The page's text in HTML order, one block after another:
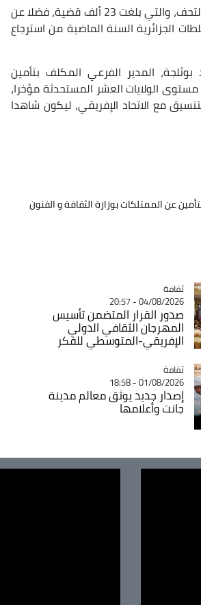
وأضاف أن سنة 2023 سجلت أعلى نسبة من القضايا المتعلقة بسرقة التحف، والتي بلغت 23 ألف قضية، فضلا عن
الجزائرية السنة الماضية من استرجاع
المدير الفرعي المكلف بتأمين
الولايات العشر المستحدثة مؤخرا،
مع الاتحاد الإفريقي، ليكون شاهدا
عن الممتلكات بوزارة الثقافة و الفنون
Catégorie
ثقافة
04/08/2026 - 20:57
صدور القرار المتضمن تأسيس
المهرجان الثقافي الدولي
الإفريقي-المتوسطي للفكر
Catégorie
ثقافة
01/08/2026 - 18:58
إصدار جديد يوثق معالم مدينة
جانت وأعلامها